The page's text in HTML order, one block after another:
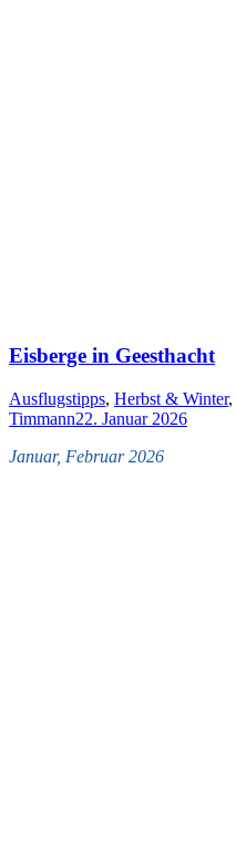
Eisberge in Geesthacht
Ausflugstipps, Herbst & Winter,
Timmann22. Januar 2026
Januar, Februar 2026